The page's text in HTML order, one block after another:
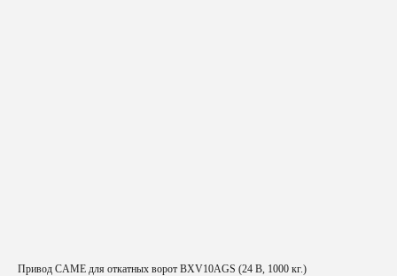
Привод CAME для откатных ворот BXV10AGS (24 В, 1000 кг.)